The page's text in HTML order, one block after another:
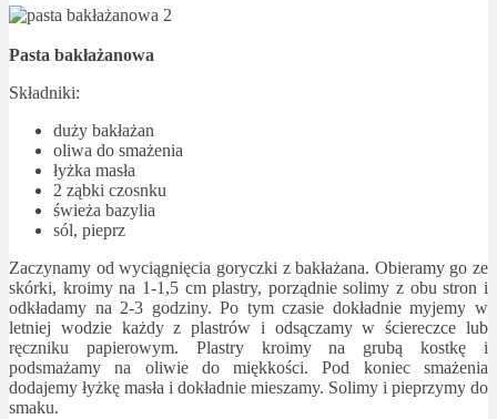
Pasta bakłażanowa
Składniki:
duży bakłażan
oliwa do smażenia
łyżka masła
2 ząbki czosnku
świeża bazylia
sól, pieprz
Zaczynamy od wyciągnięcia goryczki z bakłażana. Obieramy go ze
skórki, kroimy na 1-1,5 cm plastry, porządnie solimy z obu stron i
odkładamy na 2-3 godziny. Po tym czasie dokładnie myjemy w
letniej wodzie każdy z plastrów i odsączamy w ściereczce lub
ręczniku papierowym. Plastry kroimy na grubą kostkę i
podsmażamy na oliwie do miękkości. Pod koniec smażenia
dodajemy łyżkę masła i dokładnie mieszamy. Solimy i pieprzymy do
smaku.